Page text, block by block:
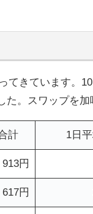
きています。
。スワップを加
計 1日
913円
617円